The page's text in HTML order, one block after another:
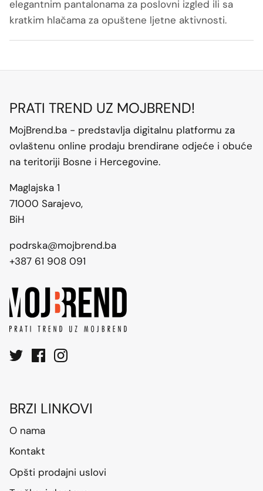
elegantnim pantalonama za poslovni izgled ili sa
kratkim hlačama za opuštene ljetne aktivnosti.
PRATI TREND UZ MOJBREND!
MojBrend.ba - predstavlja digitalnu platformu za
ovlaštenu online prodaju brendirane odjeće i obuće
na teritoriji Bosne i Hercegovine.
Maglajska 1
71000 Sarajevo,
BiH
podrska@mojbrend.ba
+387 61 908 091
BRZI LINKOVI
O nama
Kontakt
Opšti prodajni uslovi